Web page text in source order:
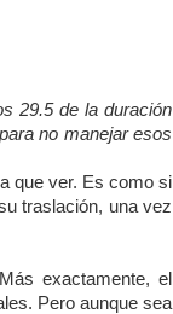
29.5 de la duración
no manejar esos
que ver. Es como si
traslación, una vez
exactamente, el
Pero aunque sea